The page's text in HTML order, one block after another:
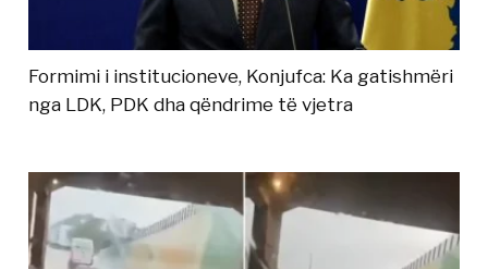
Formimi i institucioneve, Konjufca: Ka gatishmëri
nga LDK, PDK dha qëndrime të vjetra